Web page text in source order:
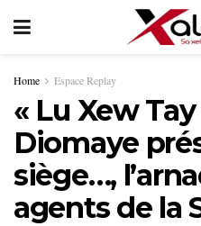
Home Espace Replay
« Lu Xew
Diomaye
siège…,
agents de la